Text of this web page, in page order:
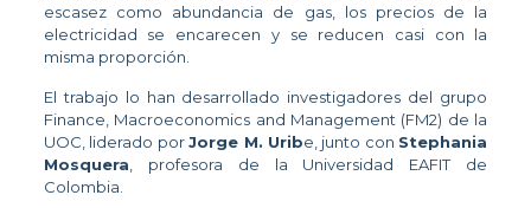
escasez como abundancia de gas, los precios de la
electricidad se encarecen y se reducen casi con la
misma proporción.
El trabajo lo han desarrollado investigadores del grupo
Finance, Macroeconomics and Management (FM2) de la
UOC, liderado porJorge M. Uribe, junto con Stephania
Mosquera , profesora de la Universidad EAFIT de
Colombia.